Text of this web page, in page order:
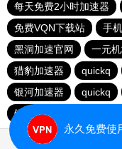
每天免费2小时加速器
免费VQN下载站
手
黑洞加速官网
一元
猎豹加速器
quickq
银河加速器
quickq
银河加速器
永久免费使